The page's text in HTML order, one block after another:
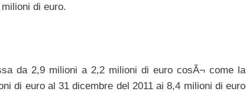
di euro.
da 2,9 milioni a 2,2 milioni di euro cosÃ¬ come la
di euro al 31 dicembre del 2011 ai 8,4 milioni di euro